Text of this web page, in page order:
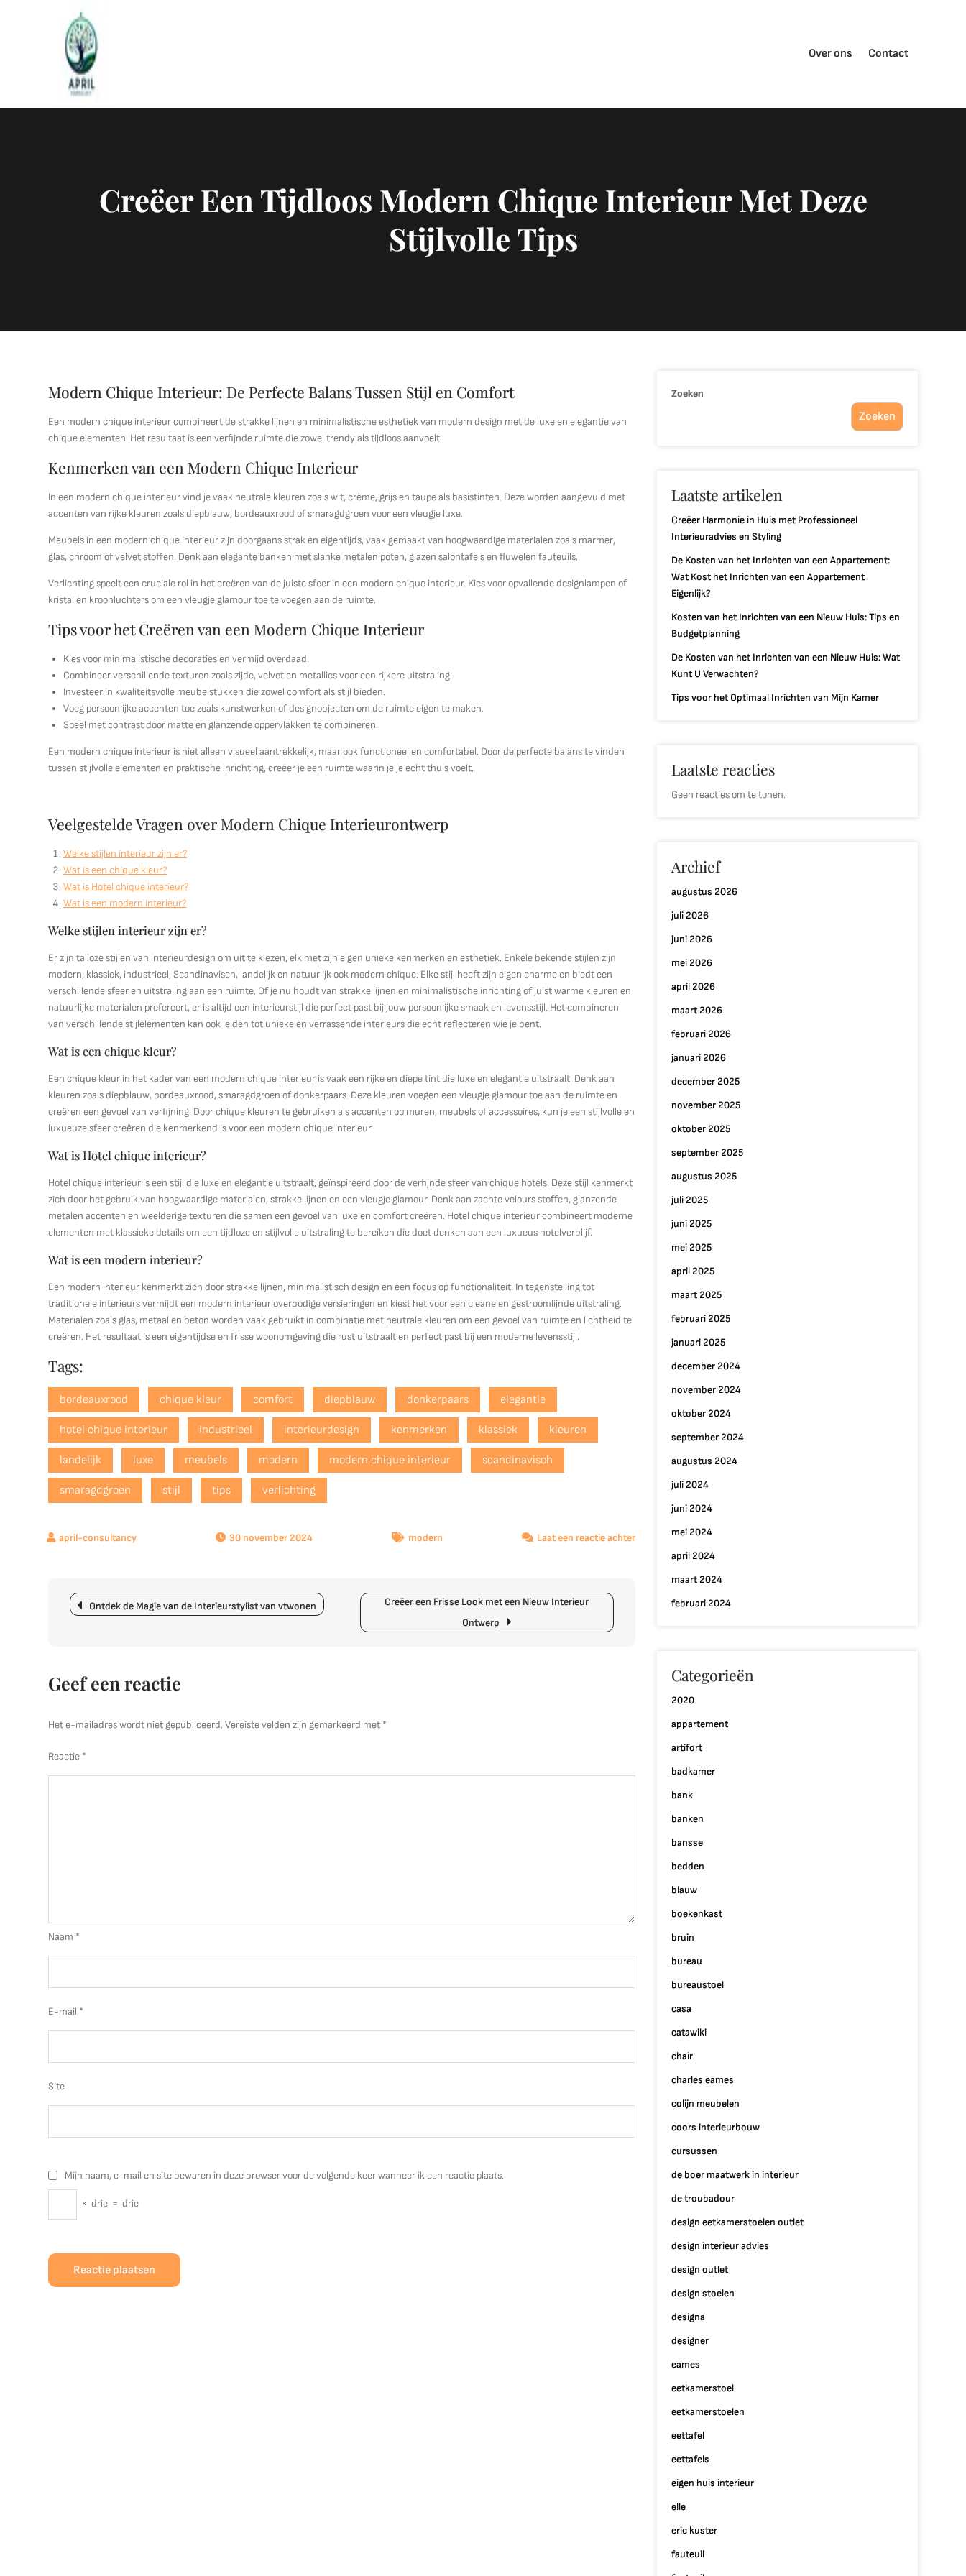
Over ons Contact
Creëer Een Tijdloos Modern Chique Interieur Met Deze
Stijlvolle Tips
Modern Chique Interieur: De Perfecte Balans Tussen Stijl en Comfort
Een modern chique interieur combineert de strakke lijnen en minimalistische esthetiek van modern design met de luxe en elegantie van
chique elementen. Het resultaat is een verfijnde ruimte die zowel trendy als tijdloos aanvoelt.
Kenmerken van een Modern Chique Interieur
In een modern chique interieur vind je vaak neutrale kleuren zoals wit, crème, grijs en taupe als basistinten. Deze worden aangevuld met
accenten van rijke kleuren zoals diepblauw, bordeauxrood of smaragdgroen voor een vleugje luxe.
Meubels in een modern chique interieur zijn doorgaans strak en eigentijds, vaak gemaakt van hoogwaardige materialen zoals marmer,
glas, chroom of velvet stoffen. Denk aan elegante banken met slanke metalen poten, glazen salontafels en fluwelen fauteuils.
Verlichting speelt een cruciale rol in het creëren van de juiste sfeer in een modern chique interieur. Kies voor opvallende designlampen of
kristallen kroonluchters om een vleugje glamour toe te voegen aan de ruimte.
Tips voor het Creëren van een Modern Chique Interieur
Kies voor minimalistische decoraties en vermijd overdaad.
Combineer verschillende texturen zoals zijde, velvet en metallics voor een rijkere uitstraling.
Investeer in kwaliteitsvolle meubelstukken die zowel comfort als stijl bieden.
Voeg persoonlijke accenten toe zoals kunstwerken of designobjecten om de ruimte eigen te maken.
Speel met contrast door matte en glanzende oppervlakken te combineren.
Een modern chique interieur is niet alleen visueel aantrekkelijk, maar ook functioneel en comfortabel. Door de perfecte balans te vinden
tussen stijlvolle elementen en praktische inrichting, creëer je een ruimte waarin je je echt thuis voelt.
Veelgestelde Vragen over Modern Chique Interieurontwerp
Welke stijlen interieur zijn er?
Wat is een chique kleur?
Wat is Hotel chique interieur?
Wat is een modern interieur?
Welke stijlen interieur zijn er?
Er zijn talloze stijlen van interieurdesign om uit te kiezen, elk met zijn eigen unieke kenmerken en esthetiek. Enkele bekende stijlen zijn
modern, klassiek, industrieel, Scandinavisch, landelijk en natuurlijk ook modern chique. Elke stijl heeft zijn eigen charme en biedt een
verschillende sfeer en uitstraling aan een ruimte. Of je nu houdt van strakke lijnen en minimalistische inrichting of juist warme kleuren en
natuurlijke materialen prefereert, er is altijd een interieurstijl die perfect past bij jouw persoonlijke smaak en levensstijl. Het combineren
van verschillende stijlelementen kan ook leiden tot unieke en verrassende interieurs die echt reflecteren wie je bent.
Wat is een chique kleur?
Een chique kleur in het kader van een modern chique interieur is vaak een rijke en diepe tint die luxe en elegantie uitstraalt. Denk aan
kleuren zoals diepblauw, bordeauxrood, smaragdgroen of donkerpaars. Deze kleuren voegen een vleugje glamour toe aan de ruimte en
creëren een gevoel van verfijning. Door chique kleuren te gebruiken als accenten op muren, meubels of accessoires, kun je een stijlvolle en
luxueuze sfeer creëren die kenmerkend is voor een modern chique interieur.
Wat is Hotel chique interieur?
Hotel chique interieur is een stijl die luxe en elegantie uitstraalt, geïnspireerd door de verfijnde sfeer van chique hotels. Deze stijl kenmerkt
zich door het gebruik van hoogwaardige materialen, strakke lijnen en een vleugje glamour. Denk aan zachte velours stoffen, glanzende
metalen accenten en weelderige texturen die samen een gevoel van luxe en comfort creëren. Hotel chique interieur combineert moderne
elementen met klassieke details om een tijdloze en stijlvolle uitstraling te bereiken die doet denken aan een luxueus hotelverblijf.
Wat is een modern interieur?
Een modern interieur kenmerkt zich door strakke lijnen, minimalistisch design en een focus op functionaliteit. In tegenstelling tot
traditionele interieurs vermijdt een modern interieur overbodige versieringen en kiest het voor een cleane en gestroomlijnde uitstraling.
Materialen zoals glas, metaal en beton worden vaak gebruikt in combinatie met neutrale kleuren om een gevoel van ruimte en lichtheid te
creëren. Het resultaat is een eigentijdse en frisse woonomgeving die rust uitstraalt en perfect past bij een moderne levensstijl.
Tags:
bordeauxrood chique kleur comfort diepblauw donkerpaars elegantie
hotel chique interieur industrieel interieurdesign kenmerken klassiek kleuren
landelijk luxe meubels modern modern chique interieur scandinavisch
smaragdgroen stijl tips verlichting
30 november 2024 modern Laat een reactie achterop
Berichtnavigatie
Ontdek de Magie van de Interieurstylist van vtwonen
Creëer een Frisse Look met een Nieuw Interieur
Ontwerp
Geef een reactie
Het e-mailadres wordt niet gepubliceerd. Vereiste velden zijn gemarkeerd met *
Reactie *
Naam *
E-mail *
Site
Mijn naam, e-mail en site bewaren in deze browser voor de volgende keer wanneer ik een reactie plaats.
× drie = drie
Zoeken
Zoeken
Laatste artikelen
Creëer Harmonie in Huis met Professioneel
Interieuradvies en Styling
De Kosten van het Inrichten van een Appartement:
Wat Kost het Inrichten van een Appartement
Eigenlijk?
Kosten van het Inrichten van een Nieuw Huis: Tips en
Budgetplanning
De Kosten van het Inrichten van een Nieuw Huis: Wat
Kunt U Verwachten?
Tips voor het Optimaal Inrichten van Mijn Kamer
Laatste reacties
Geen reacties om te tonen.
Archief
augustus 2026
juli 2026
juni 2026
mei 2026
april 2026
maart 2026
februari 2026
januari 2026
december 2025
november 2025
oktober 2025
september 2025
augustus 2025
juli 2025
juni 2025
mei 2025
april 2025
maart 2025
februari 2025
januari 2025
december 2024
november 2024
oktober 2024
september 2024
augustus 2024
juli 2024
juni 2024
mei 2024
april 2024
maart 2024
februari 2024
Categorieën
2020
appartement
artifort
badkamer
bank
banken
bansse
bedden
blauw
boekenkast
bruin
bureau
bureaustoel
casa
catawiki
chair
charles eames
colijn meubelen
coors interieurbouw
cursussen
de boer maatwerk in interieur
de troubadour
design eetkamerstoelen outlet
design interieur advies
design outlet
design stoelen
designa
designer
eames
eetkamerstoel
eetkamerstoelen
eettafel
eettafels
eigen huis interieur
elle
eric kuster
fauteuil